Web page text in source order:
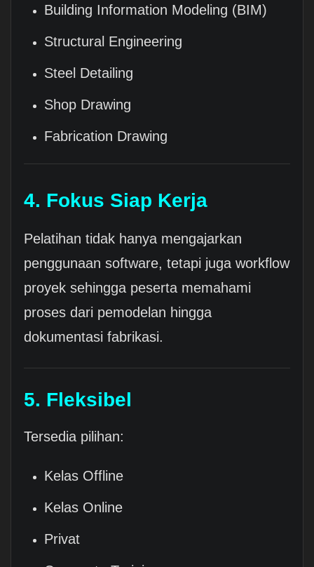
Building Information Modeling (BIM)
Structural Engineering
Steel Detailing
Shop Drawing
Fabrication Drawing
4. Fokus Siap Kerja
Pelatihan tidak hanya mengajarkan
penggunaan software, tetapi juga workflow
proyek sehingga peserta memahami
proses dari pemodelan hingga
dokumentasi fabrikasi.
5. Fleksibel
Tersedia pilihan:
Kelas Offline
Kelas Online
Privat